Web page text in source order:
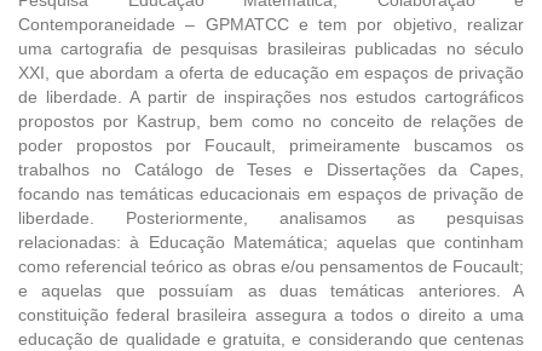
Contemporaneidade – GPMATCC e tem por objetivo, realizar
uma cartografia de pesquisas brasileiras publicadas no século
XXI, que abordam a oferta de educação em espaços de privação
de liberdade. A partir de inspirações nos estudos cartográficos
propostos por Kastrup, bem como no conceito de relações de
poder propostos por Foucault, primeiramente buscamos os
trabalhos no Catálogo de Teses e Dissertações da Capes,
focando nas temáticas educacionais em espaços de privação de
liberdade. Posteriormente, analisamos as pesquisas
relacionadas: à Educação Matemática; aquelas que continham
como referencial teórico as obras e/ou pensamentos de Foucault;
e aquelas que possuíam as duas temáticas anteriores. A
constituição federal brasileira assegura a todos o direito a uma
educação de qualidade e gratuita, e considerando que centenas